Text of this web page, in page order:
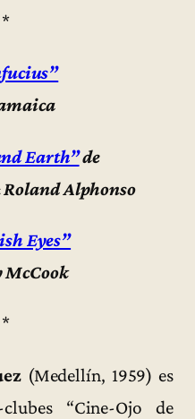
Earth”de
Alphonso
Eyes”
McCook
(Medellín, 1959) es
“Cine-Ojo de